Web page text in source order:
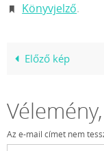
Könyvjelző.
Előző kép
Az e-mail címet nem